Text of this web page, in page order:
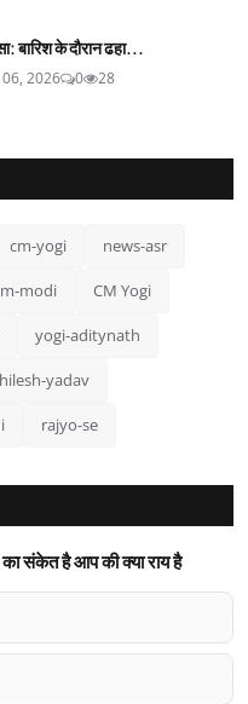
बारिश के दौरान ढहा...
2026 0 28
cm-yogi news-asr
modi CM Yogi
yogi-aditynath
yadav
rajyo-se
संकेत है आप की क्या राय है